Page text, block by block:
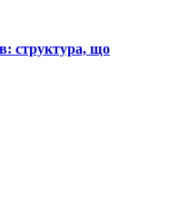
структура, що